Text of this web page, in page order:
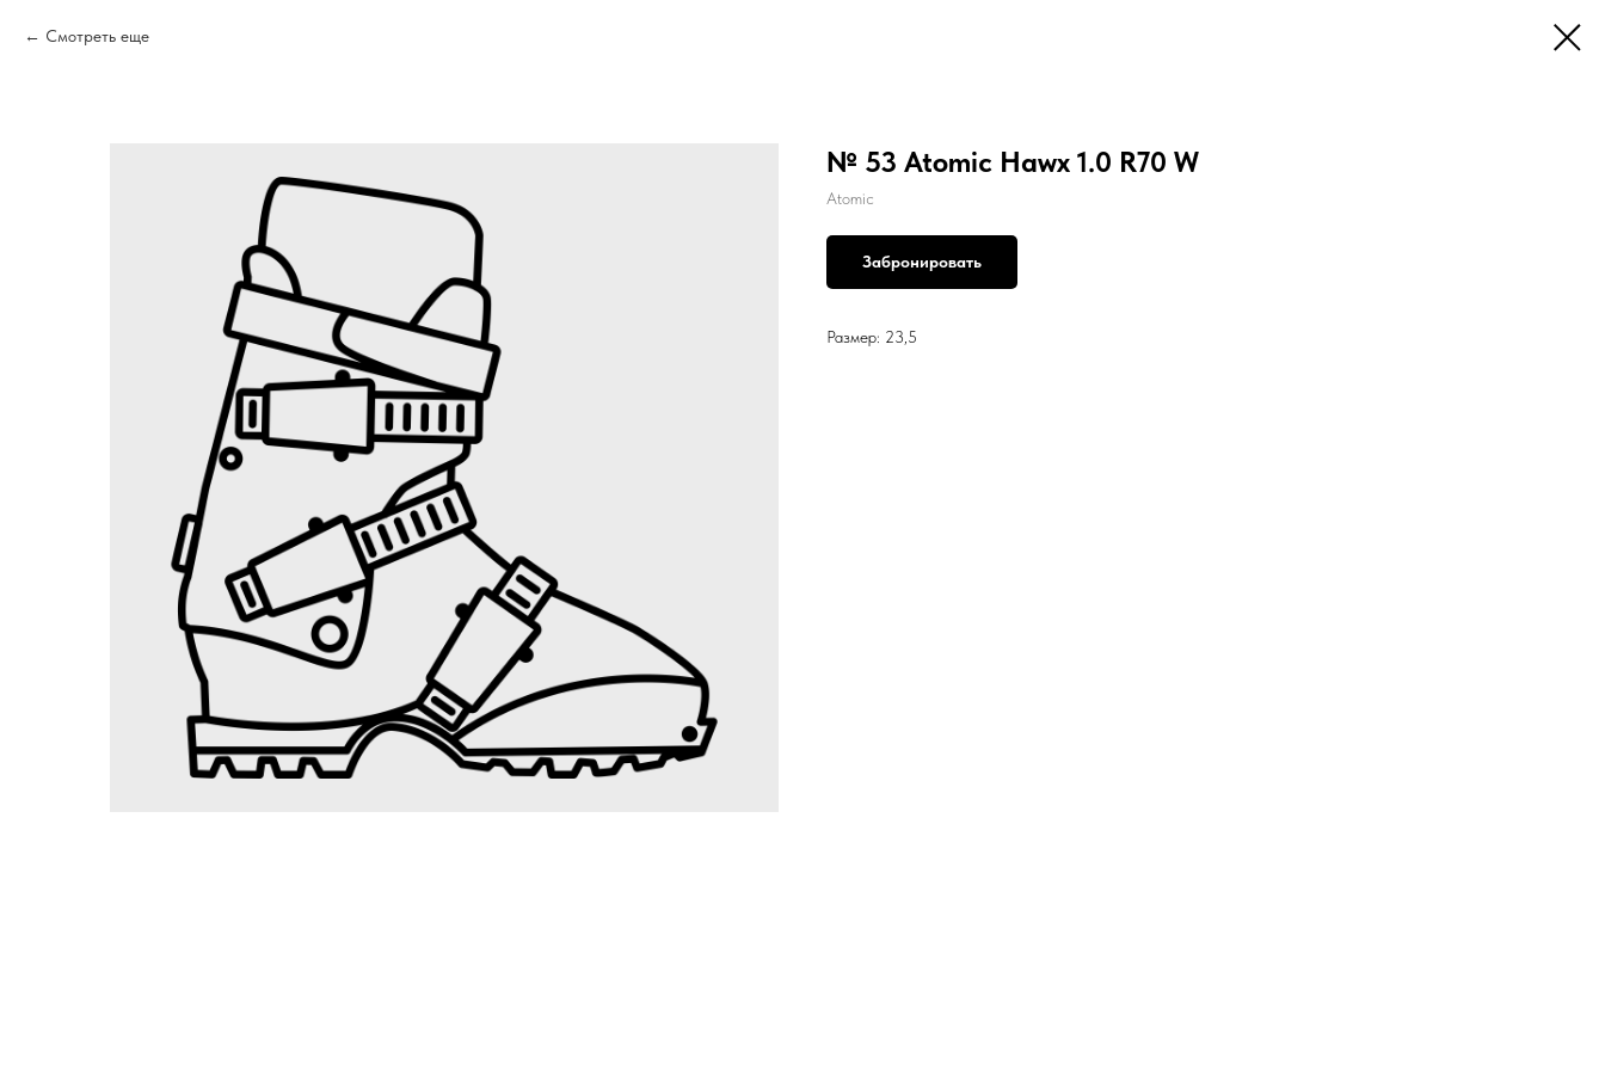
Смотреть еще
№ 53 Atomic Hawx 1.0 R70 W
Atomic
Забронировать
Размер: 23,5